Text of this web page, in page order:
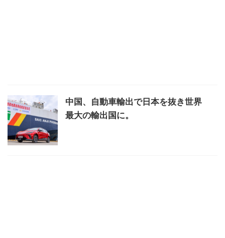
中国、自動車輸出で日本を抜き世界
最大の輸出国に。